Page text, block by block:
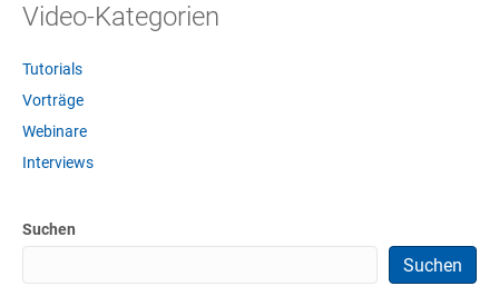
Video-Kategorien
Tutorials
Vorträge
Webinare
Interviews
Suchen
Suchen